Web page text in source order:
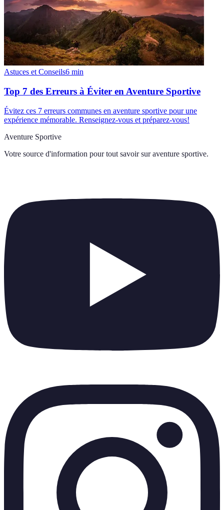
Astuces et Conseils6 min
Top 7 des Erreurs à Éviter en Aventure Sportive
Évitez ces 7 erreurs communes en aventure sportive pour une
expérience mémorable. Renseignez-vous et préparez-vous!
Aventure Sportive
Votre source d'information pour tout savoir sur aventure sportive.